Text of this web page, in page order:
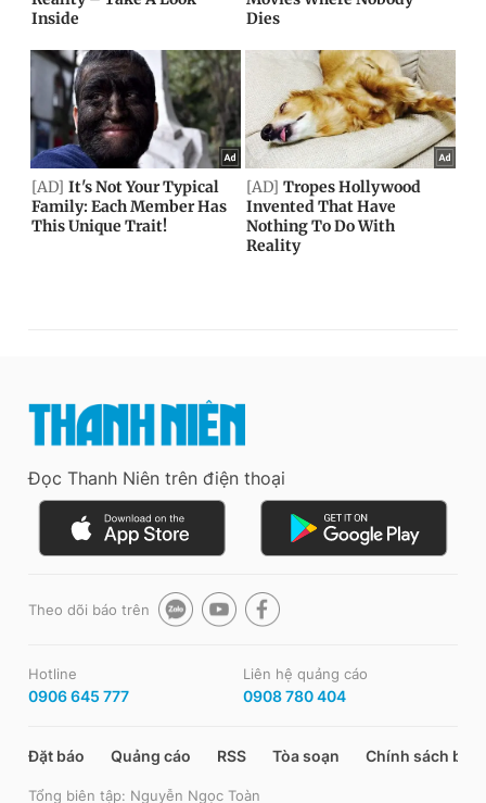
Đọc Thanh Niên trên điện thoại
Theo dõi báo trên
Hotline
0906 645 777
Liên hệ quảng cáo
0908 780 404
Đặt báo Quảng cáo RSS Tòa soạn Chính sách bảo
Tổng biên tập: Nguyễn Ngọc Toàn